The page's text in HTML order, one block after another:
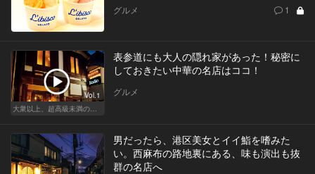
グルメ 1
Vol.1
表参道にも大人の隠れ家があった！秘密に
しておきたい中華の名店はココ！
グルメ
男だったら、港区美女とイイ鮨を嗜みた
い。西麻布の路地裏にある、味も演出も抜
群の名店へ